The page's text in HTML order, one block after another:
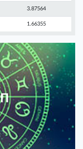
3.87564
1.66355